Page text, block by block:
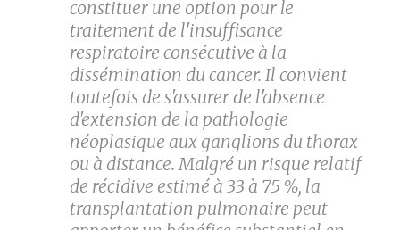
constituer une option pour le
traitement de l'insuffisance
respiratoire consécutive à la
dissémination du cancer. Il convient
toutefois de s'assurer de l'absence
d'extension de la pathologie
néoplasique aux ganglions du thorax
ou à distance. Malgré un risque relatif
de récidive estimé à 33 à 75 %, la
transplantation pulmonaire peut